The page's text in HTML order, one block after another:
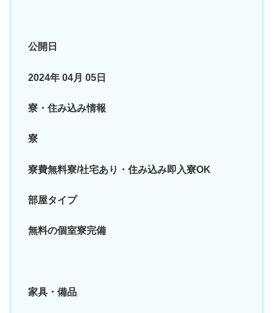
公開日
2024年 04月 05日
寮・住み込み情報
寮
寮費無料寮/社宅あり・住み込み即入寮OK
部屋タイプ
無料の個室寮完備
家具・備品